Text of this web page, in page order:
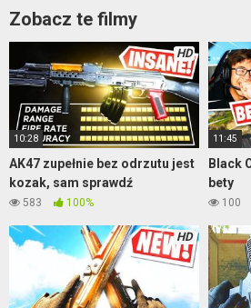
Zobacz te filmy
HD
10:28
AK47 zupełnie bez odrzutu jest
kozak, sam sprawdź
583 100%
11:45
Black
bety
100
HD